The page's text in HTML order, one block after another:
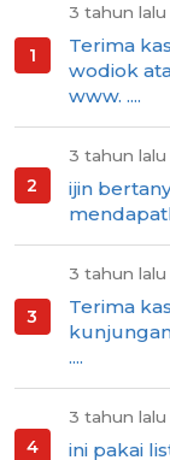
3 tahun lalu
Terima
wodiok
www. ....
3 tahun lalu
ijin
3 tahun lalu
Terima
....
3 tahun lalu
ini pakai